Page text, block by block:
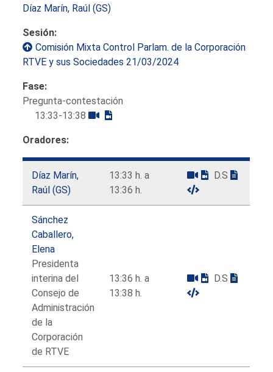
Díaz Marín, Raúl (GS)
Sesión:
Comisión Mixta Control Parlam. de la Corporación
RTVE y sus Sociedades 21/03/2024
Fase:
Pregunta-contestación
13:33-13:38
Oradores:
Díaz Marín,
Raúl (GS)
13:33 h. a
13:36 h.
D.S
Sánchez
Caballero,
Elena
Presidenta
interina del
Consejo de
Administración
de la
Corporación
de RTVE
13:36 h. a
13:38 h.
D.S